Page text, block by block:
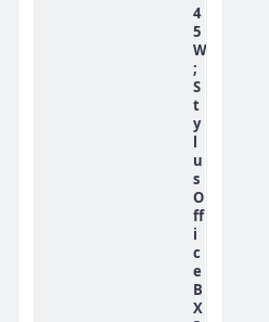
4
5
W
;
S
t
y
l
u
s
O
ff
i
c
e
B
X